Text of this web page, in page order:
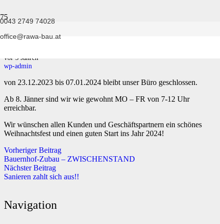
0043 2749 74028
office@rawa-bau.at
Betriebsurlaub
vor 3 Jahren
wp-admin
von 23.12.2023 bis 07.01.2024 bleibt unser Büro geschlossen.
Ab 8. Jänner sind wir wie gewohnt MO – FR von 7-12 Uhr
erreichbar.
Wir wünschen allen Kunden und Geschäftspartnern ein schönes
Weihnachtsfest und einen guten Start ins Jahr 2024!
Vorheriger Beitrag
Bauernhof-Zubau – ZWISCHENSTAND
Nächster Beitrag
Sanieren zahlt sich aus!!
Navigation